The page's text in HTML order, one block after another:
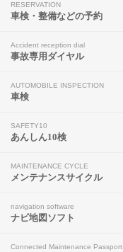
RESERVATION
車検・整備などの予約
Accident reception dial
事故専用ダイヤル
AUTOMOBILE INSPECTION
車検
SAFETY10
あんしん10検
MAINTENANCE CYCLE
メンテナンスサイクル
navigation software
ナビ地図ソフト
Connected Maintenance Passport